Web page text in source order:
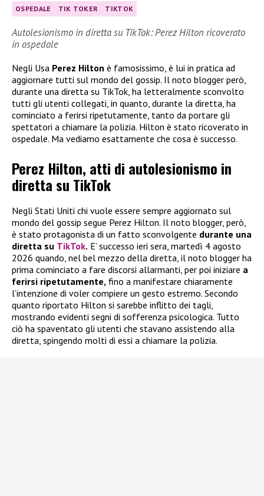
OSPEDALE TIK TOKER TIKTOK
Autolesionismo in diretta su TikTok: Perez Hilton ricoverato
in ospedale
Negli Usa Perez Hilton è famosissimo, è lui in pratica ad
aggiornare tutti sul mondo del gossip. Il noto blogger però,
durante una diretta su TikTok, ha letteralmente sconvolto
tutti gli utenti collegati, in quanto, durante la diretta, ha
cominciato a ferirsi ripetutamente, tanto da portare gli
spettatori a chiamare la polizia. Hilton è stato ricoverato in
ospedale. Ma vediamo esattamente che cosa è successo.
Perez Hilton, atti di autolesionismo in
diretta su TikTok
Negli Stati Uniti chi vuole essere sempre aggiornato sul
mondo del gossip segue Perez Hilton. Il noto blogger, però,
è stato protagonista di un fatto sconvolgente durante una
diretta su TikTok. E’ successo ieri sera, martedì 4 agosto
2026 quando, nel bel mezzo della diretta, il noto blogger ha
prima cominciato a fare discorsi allarmanti, per poi iniziare a
ferirsi ripetutamente, fino a manifestare chiaramente
l’intenzione di voler compiere un gesto estremo. Secondo
quanto riportato Hilton si sarebbe inflitto dei tagli,
mostrando evidenti segni di sofferenza psicologica. Tutto
ciò ha spaventato gli utenti che stavano assistendo alla
diretta, spingendo molti di essi a chiamare la polizia.